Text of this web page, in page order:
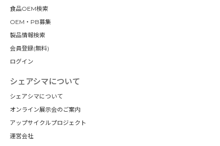
食品OEM検索
OEM・PB募集
製品情報検索
会員登録(無料)
ログイン
シェアシマについて
シェアシマについて
オンライン展示会のご案内
アップサイクルプロジェクト
運営会社